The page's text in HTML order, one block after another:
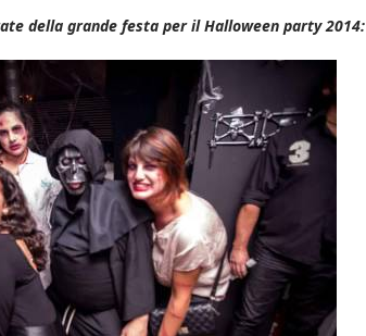
della grande festa per il Halloween party 2014: